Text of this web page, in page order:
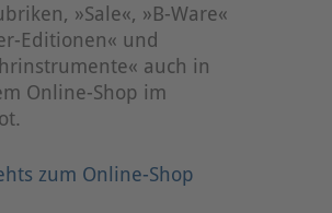
»Sale«, »B-Ware«
Editionen« und
auch in
Online-Shop im
zum Online-Shop